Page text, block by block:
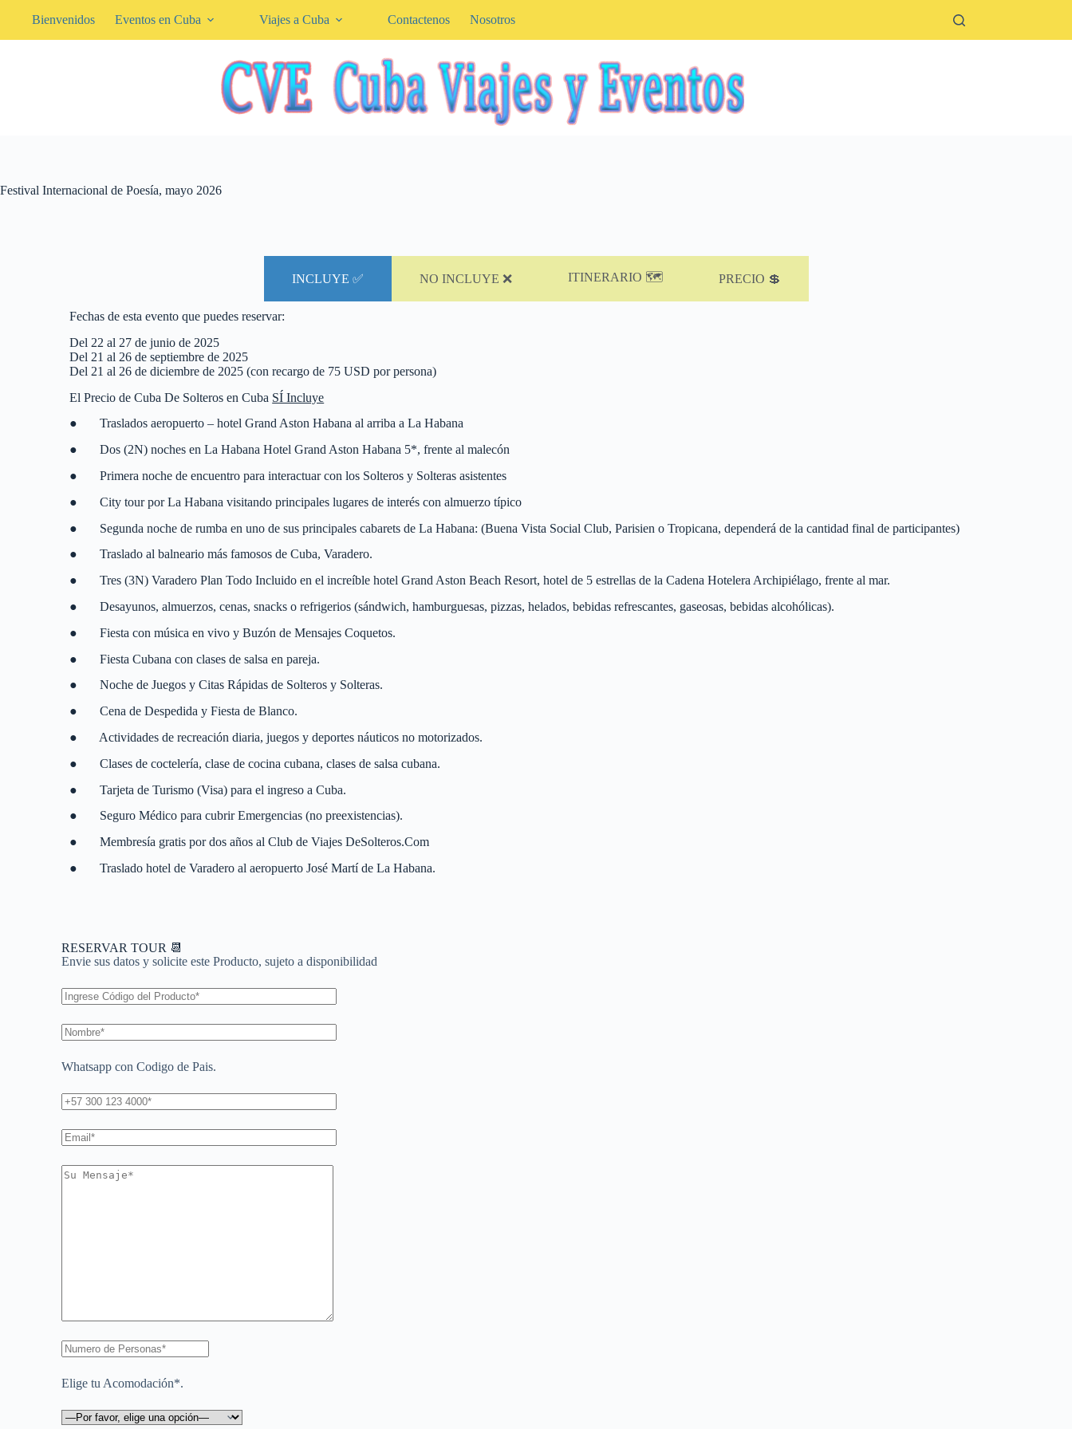
Bienvenidos Eventos en Cuba Viajes a Cuba Contactenos Nosotros
Festival Internacional de Poesía, mayo 2026
INCLUYE ✅ NO INCLUYE ❌ ITINERARIO 🗺️ PRECIO 💲
Fechas de esta evento que puedes reservar:
Del 22 al 27 de junio de 2025
Del 21 al 26 de septiembre de 2025
Del 21 al 26 de diciembre de 2025 (con recargo de 75 USD por persona)
El Precio de Cuba De Solteros en Cuba SÍ Incluye
● Traslados aeropuerto – hotel Grand Aston Habana al arriba a La Habana
● Dos (2N) noches en La Habana Hotel Grand Aston Habana 5*, frente al malecón
● Primera noche de encuentro para interactuar con los Solteros y Solteras asistentes
● City tour por La Habana visitando principales lugares de interés con almuerzo típico
● Segunda noche de rumba en uno de sus principales cabarets de La Habana: (Buena Vista Social Club, Parisien o Tropicana, dependerá de la cantidad final de participantes)
● Traslado al balneario más famosos de Cuba, Varadero.
● Tres (3N) Varadero Plan Todo Incluido en el increíble hotel Grand Aston Beach Resort, hotel de 5 estrellas de la Cadena Hotelera Archipiélago, frente al mar.
● Desayunos, almuerzos, cenas, snacks o refrigerios (sándwich, hamburguesas, pizzas, helados, bebidas refrescantes, gaseosas, bebidas alcohólicas).
● Fiesta con música en vivo y Buzón de Mensajes Coquetos.
● Fiesta Cubana con clases de salsa en pareja.
● Noche de Juegos y Citas Rápidas de Solteros y Solteras.
● Cena de Despedida y Fiesta de Blanco.
● Actividades de recreación diaria, juegos y deportes náuticos no motorizados.
● Clases de coctelería, clase de cocina cubana, clases de salsa cubana.
● Tarjeta de Turismo (Visa) para el ingreso a Cuba.
● Seguro Médico para cubrir Emergencias (no preexistencias).
● Membresía gratis por dos años al Club de Viajes DeSolteros.Com
● Traslado hotel de Varadero al aeropuerto José Martí de La Habana.
RESERVAR TOUR 📆
Envie sus datos y solicite este Producto, sujeto a disponibilidad
Whatsapp con Codigo de Pais.
Elige tu Acomodación*.